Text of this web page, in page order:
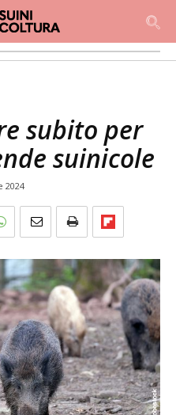
subito per
suinicole
2024